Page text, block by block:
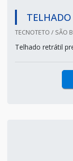
TECNOTETO / SÃO
Telhado retrátil